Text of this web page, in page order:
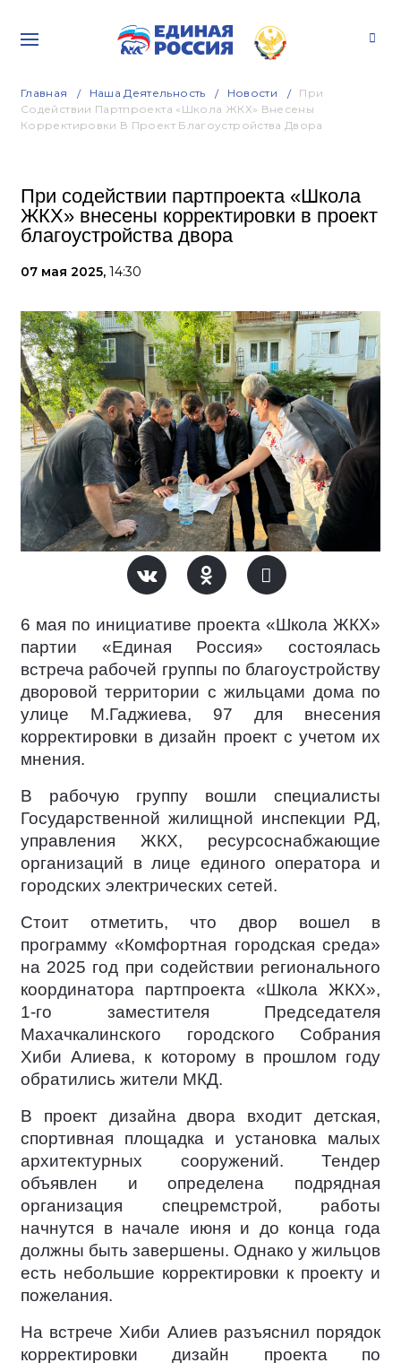
Главная Наша Деятельность Новости
При
Содействии Партпроекта «Школа ЖКХ» Внесены
Корректировки В Проект Благоустройства Двора
При содействии партпроекта «Школа
ЖКХ» внесены корректировки в проект
благоустройства двора
07 мая 2025, 14:30
6 мая по инициативе проекта «Школа ЖКХ»
партии «Единая Россия» состоялась
встреча рабочей группы по благоустройству
дворовой территории с жильцами дома по
улице М.Гаджиева, 97 для внесения
корректировки в дизайн проект с учетом их
мнения.
В рабочую группу вошли специалисты
Государственной жилищной инспекции РД,
управления ЖКХ, ресурсоснабжающие
организаций в лице единого оператора и
городских электрических сетей.
Стоит отметить, что двор вошел в
программу «Комфортная городская среда»
на 2025 год при содействии регионального
координатора партпроекта «Школа ЖКХ»,
1-го заместителя Председателя
Махачкалинского городского Собрания
Хиби Алиева, к которому в прошлом году
обратились жители МКД.
В проект дизайна двора входит детская,
спортивная площадка и установка малых
архитектурных сооружений. Тендер
объявлен и определена подрядная
организация спецремстрой, работы
начнутся в начале июня и до конца года
должны быть завершены. Однако у жильцов
есть небольшие корректировки к проекту и
пожелания.
На встрече Хиби Алиев разъяснил порядок
корректировки дизайн проекта по